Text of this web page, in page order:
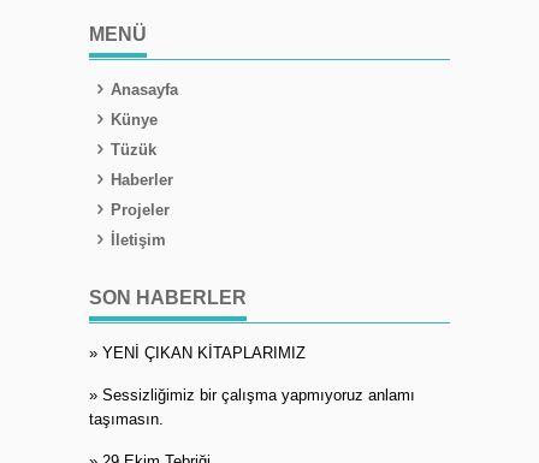
MENÜ
Anasayfa
Künye
Tüzük
Haberler
Projeler
İletişim
SON HABERLER
» YENİ ÇIKAN KİTAPLARIMIZ
» Sessizliğimiz bir çalışma yapmıyoruz anlamı
taşımasın.